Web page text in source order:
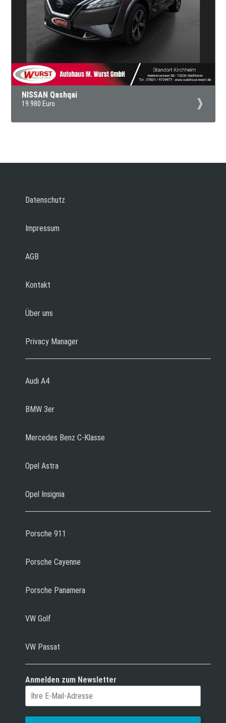
NISSAN Qashqai
19.980 Euro
Datenschutz
Impressum
AGB
Kontakt
Über uns
Privacy Manager
Audi A4
BMW 3er
Mercedes Benz C-Klasse
Opel Astra
Opel Insignia
Porsche 911
Porsche Cayenne
Porsche Panamera
VW Golf
VW Passat
Anmelden zum Newsletter